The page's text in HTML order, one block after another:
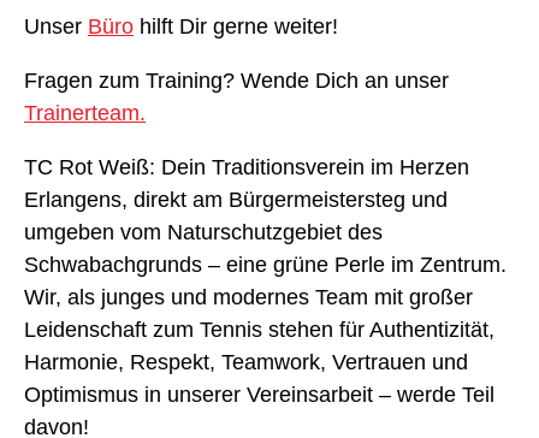
Unser Büro hilft Dir gerne weiter!
Fragen zum Training? Wende Dich an unser
Trainerteam.
TC Rot Weiß: Dein Traditionsverein im Herzen
Erlangens, direkt am Bürgermeistersteg und
umgeben vom Naturschutzgebiet des
Schwabachgrunds – eine grüne Perle im Zentrum.
Wir, als junges und modernes Team mit großer
Leidenschaft zum Tennis stehen für Authentizität,
Harmonie, Respekt, Teamwork, Vertrauen und
Optimismus in unserer Vereinsarbeit – werde Teil
davon!